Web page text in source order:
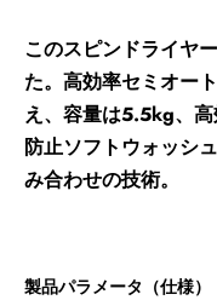
このスピンドライヤ
た。高効率セミオー
え、容量は5.5kg、
防止ソフトウォッシ
み合わせの技術。
製品パラメータ（仕様）